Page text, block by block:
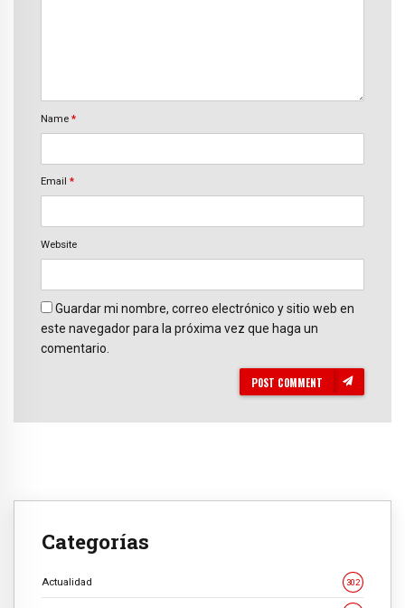
Name *
Email *
Website
Guardar mi nombre, correo electrónico y sitio web en
este navegador para la próxima vez que haga un
comentario.
POST COMMENT
Categorías
Actualidad 302